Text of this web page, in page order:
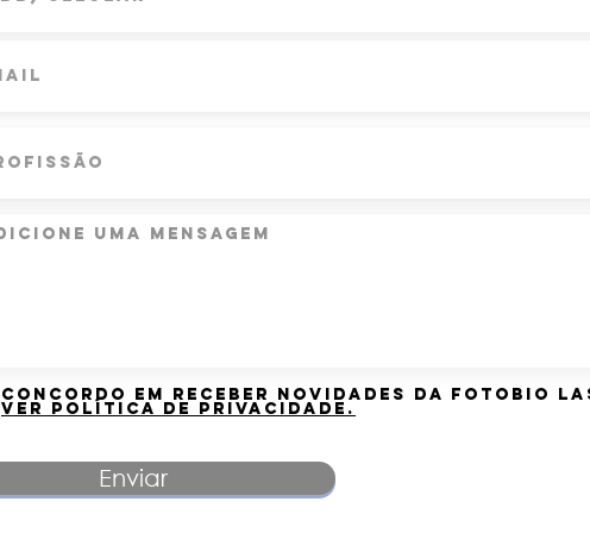
Concordo em receber novidades da fotobio
Ver política de privacidade.
Enviar